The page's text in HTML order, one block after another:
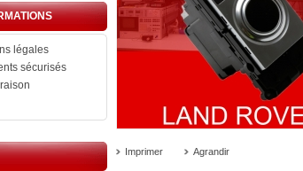
légales
sécurisés
Imprimer Agrandir